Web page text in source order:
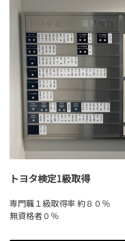
トヨタ検定1級取得
専門職１級取得率 約８０％
無資格者０％